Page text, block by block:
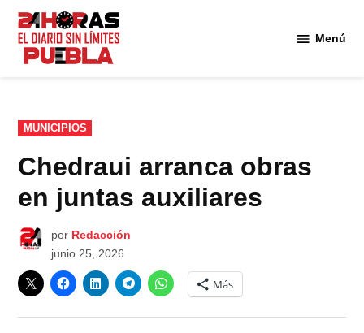
Saltar
contenido
Menú
PUBLICADO
EN
MUNICIPIOS
Chedraui arranca obras
en juntas auxiliares
por Redacción
junio 25, 2026
Más